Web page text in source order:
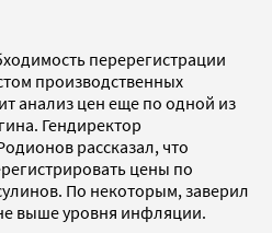
перерегистрации
производственных
анализ цен еще по одной из
Гендиректор
рассказал, что
цены по
По некоторым, заверил
выше уровня инфляции.